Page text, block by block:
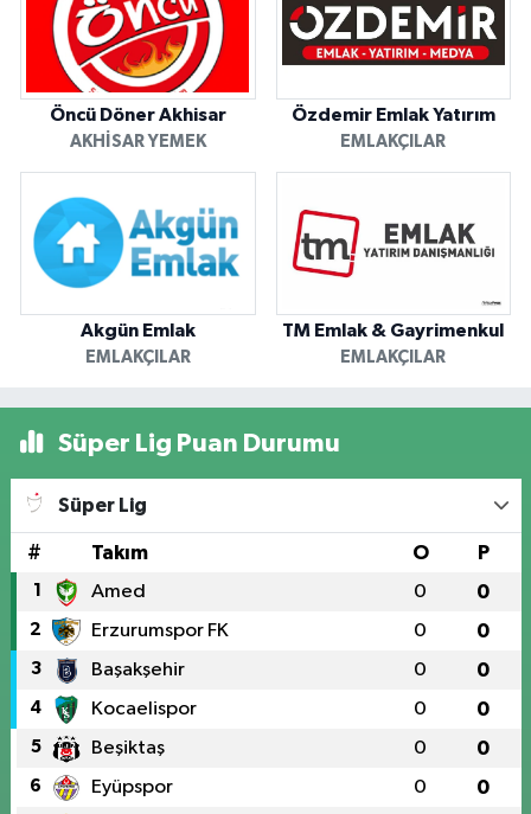
Öncü Döner Akhisar
AKHISAR YEMEK
Özdemir Emlak Yatırım
EMLAKÇILAR
Akgün Emlak
EMLAKÇILAR
TM Emlak & Gayrimenkul
EMLAKÇILAR
Süper Lig Puan Durumu
Süper Lig
# Takım O P
1 Amed 0 0
2 Erzurumspor FK 0 0
3 Başakşehir 0 0
4 Kocaelispor 0 0
5 Beşiktaş 0 0
6 Eyüpspor 0 0